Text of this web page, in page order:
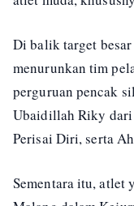
Di balik target
menurunkan tim
perguruan pencak
Ubaidillah Riky dari
Perisai Diri, serta
Sementara itu, atlet